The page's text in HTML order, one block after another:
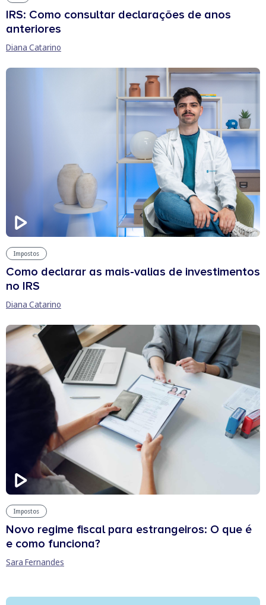
IRS: Como consultar declarações de anos
anteriores
Diana Catarino
Impostos
Como declarar as mais-valias de investimentos
no IRS
Diana Catarino
Impostos
Novo regime fiscal para estrangeiros: O que é
e como funciona?
Sara Fernandes